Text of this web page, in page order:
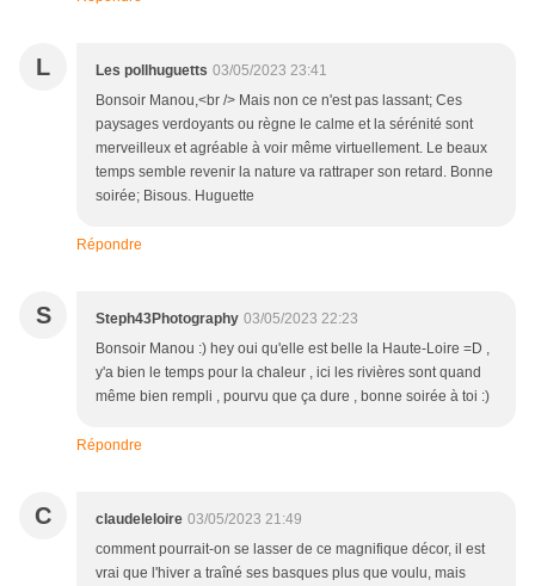
L Les pollhuguetts 03/05/2023 23:41
Bonsoir Manou,<br /> Mais non ce n'est pas lassant; Ces
paysages verdoyants ou règne le calme et la sérénité sont
merveilleux et agréable à voir même virtuellement. Le beaux
temps semble revenir la nature va rattraper son retard. Bonne
soirée; Bisous. Huguette
Répondre
S Steph43Photography 03/05/2023 22:23
Bonsoir Manou :) hey oui qu'elle est belle la Haute-Loire =D ,
y'a bien le temps pour la chaleur , ici les rivières sont quand
même bien rempli , pourvu que ça dure , bonne soirée à toi :)
Répondre
C claudeleloire 03/05/2023 21:49
comment pourrait-on se lasser de ce magnifique décor, il est
vrai que l'hiver a traîné ses basques plus que voulu, mais